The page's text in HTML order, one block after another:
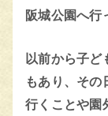
阪城公園へ行
以前から子ど
もあり、その
行くことや園